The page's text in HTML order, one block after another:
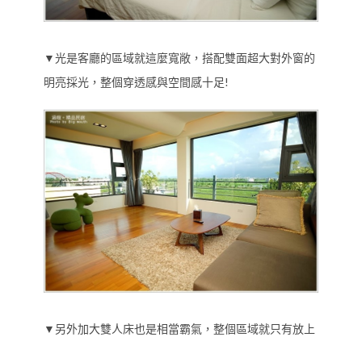
▼光是客廳的區域就這麼寬敞，搭配雙面超大對外窗的
明亮採光，整個穿透感與空間感十足!
▼另外加大雙人床也是相當霸氣，整個區域就只有放上